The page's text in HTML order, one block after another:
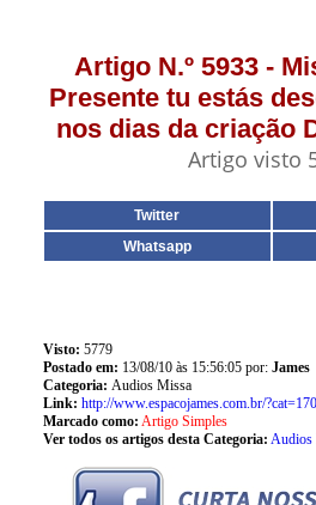
Artigo N.º 5933 -
Presente tu estás
nos dias da criação
Artigo visto
Twitter
Whatsapp
Visto: 5779
Postado em: 13/08/10 às 15:56:05 por: James
Categoria: Audios Missa
Link: http://www.espacojames.com.br/
Marcado como: Artigo Simples
Ver todos os artigos desta Categoria: Audios